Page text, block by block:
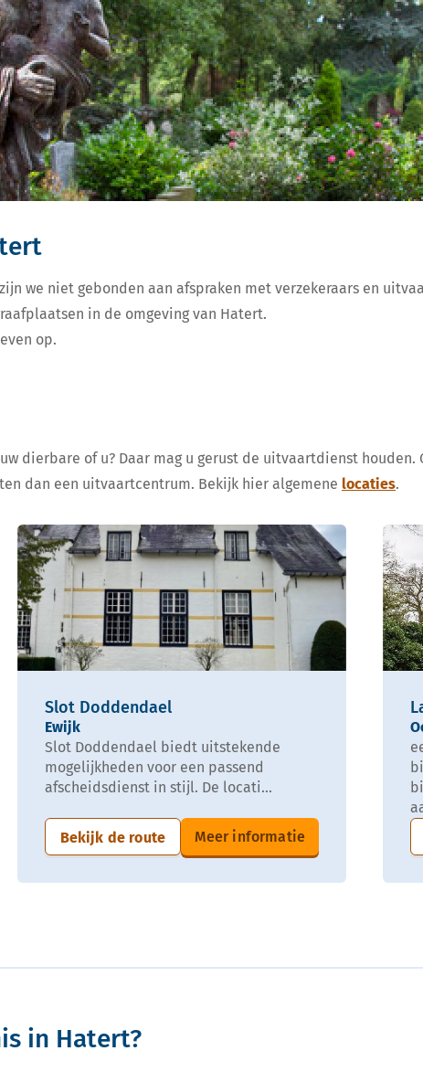
we niet gebonden aan afspraken met verzekeraars en
in de omgeving van Hatert.
op.
dierbare of u? Daar mag u gerust de uitvaartdienst houden.
dan een uitvaartcentrum. Bekijk hier algemene locaties.
Slot Doddendael
Ewijk
Slot Doddendael biedt uitstekende
mogelijkheden voor een passend
afscheidsdienst in stijl. De locati...
Bekijk de route Meer informatie
in Hatert?